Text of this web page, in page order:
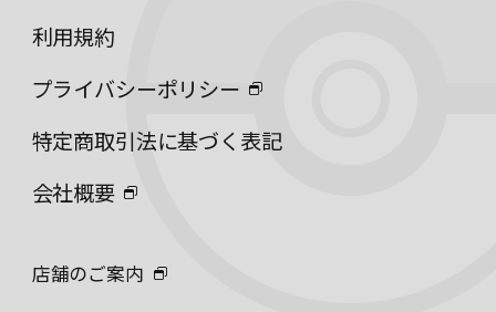
利用規約
プライバシーポリシー
特定商取引法に基づく表記
会社概要
店舗のご案内